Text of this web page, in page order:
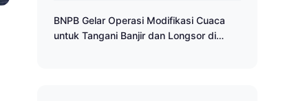
BNPB Gelar Operasi Modifikasi Cuaca
untuk Tangani Banjir dan Longsor di